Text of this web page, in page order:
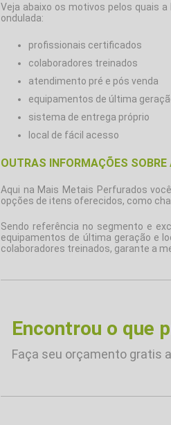
Veja abaixo os motivos pelos quais
ondulada:
profissionais certificados
colaboradores treinados
atendimento pré e pós venda
equipamentos de última
sistema de entrega próprio
local de fácil acesso
OUTRAS INFORMAÇÕES
Aqui na Mais Metais Perfurados
opções de itens oferecidos, como
Sendo referência no segmento e
equipamentos de última geração e
colaboradores treinados, garante a
Encontrou o que
Faça seu orçamento gratis